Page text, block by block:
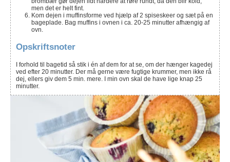
men det er helt fint.
Kom dejen i muffinsforme ved hjælp af 2 spiseskeer og sæt på en
bageplade. Bag muffins i ovnen i ca. 20-25 minutter afhængig af
ovn.
Opskriftsnoter
I forhold til bagetid så stik i én af dem for at se, om der hænger kagedej
ved efter 20 minutter. Der må gerne være fugtige krummer, men ikke rå
dej, ellers giv dem 5 min. mere. I min ovn skal de have lige knap 25
minutter.